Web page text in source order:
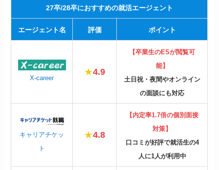
27卒/28卒におすすめの就活エージェント
エージェント名 評価 ポイント
X-career
★4.9
【卒業生のESが閲覧可
能】
土日祝・夜間やオンライン
の面談にも対応
キャリアチケッ
ト
★4.8
【内定率1.7倍の個別面接
対策】
口コミが好評で就活生の4
人に1人が利用中